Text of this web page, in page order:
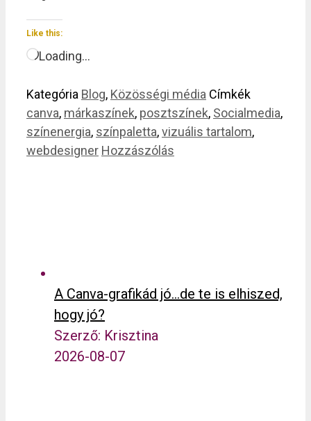
Like this:
Loading…
Kategória Blog, Közösségi média Címkék
canva, márkaszínek, posztszínek, Socialmedia,
színenergia, színpaletta,vizuális tartalom,
webdesigner Hozzászólás
A Canva-grafikád jó…de te is elhiszed,
hogy jó?
Szerző: Krisztina
2026-08-07